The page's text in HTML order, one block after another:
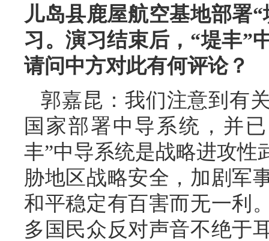
儿岛县鹿屋航空基地部署
习。演习结束后，“堤丰”
请问中方对此有何评论？
郭嘉昆：我们注意到有
国家部署中导系统，并
丰”中导系统是战略进攻性
胁地区战略安全，加剧军
和平稳定有百害而无一利
多国民众反对声音不绝于